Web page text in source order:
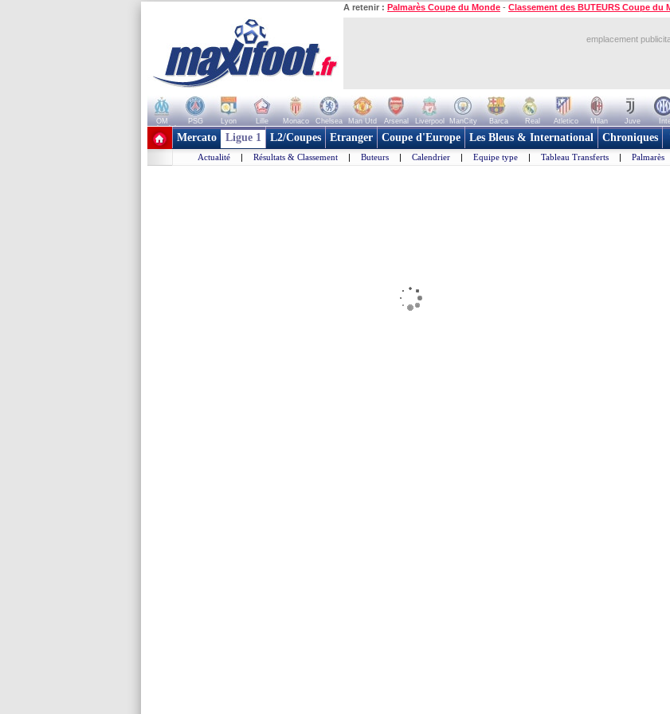
A retenir : Palmarès Coupe du Monde - Classement des BUTEURS Coupe du
emplacement
OM PSG Lyon Lille Monaco Chelsea Man Utd Arsenal Liverpool ManCity Barca Real Atletico Milan Juve
+ de clubs
Mercato Ligue 1 L2/Coupes Etranger Coupe d'Europe Les Bleus & International Chroniques
Actualité | Résultats & Classement | Buteurs | Calendrier | Equipe type | Tableau Transferts | Palmarès